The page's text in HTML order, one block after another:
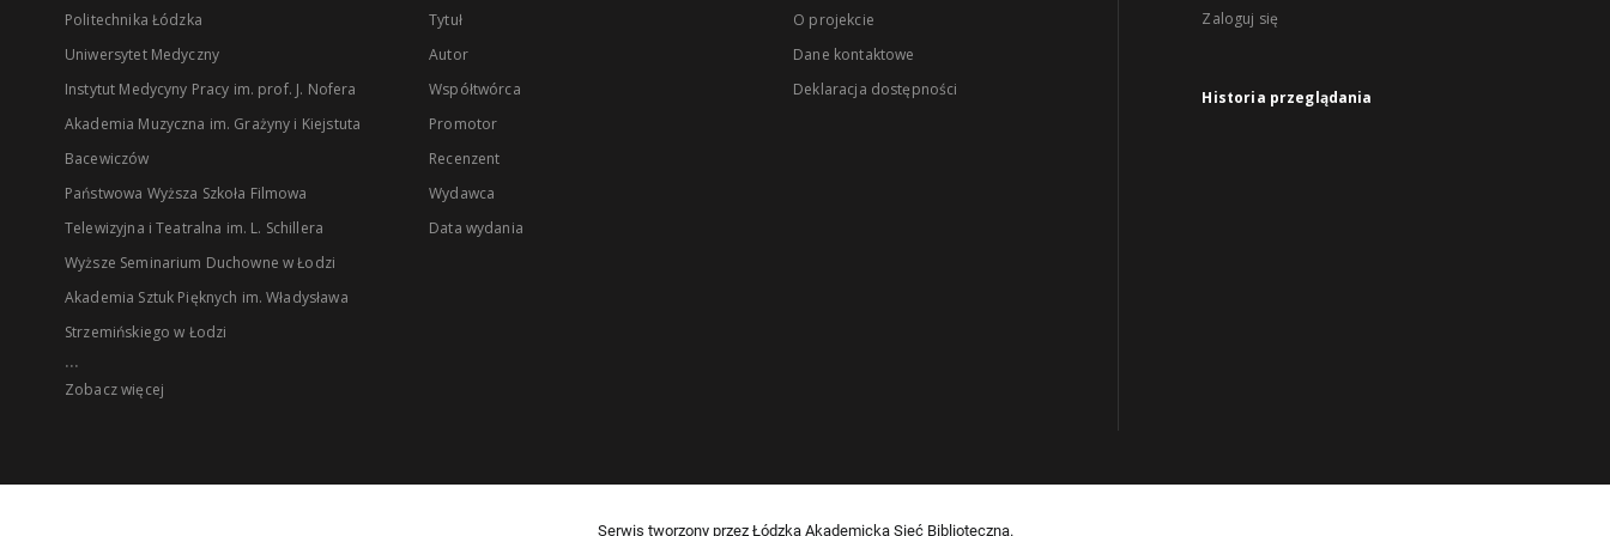
Politechnika Łódzka
Uniwersytet Medyczny
Instytut Medycyny Pracy im. prof. J. Nofera
Akademia Muzyczna im. Grażyny i Kiejstuta
Bacewiczów
Państwowa Wyższa Szkoła Filmowa
Telewizyjna i Teatralna im. L. Schillera
Wyższe Seminarium Duchowne w Łodzi
Akademia Sztuk Pięknych im. Władysława
Strzemińskiego w Łodzi
...
Zobacz więcej
Tytuł
Autor
Współtwórca
Promotor
Recenzent
Wydawca
Data wydania
O projekcie
Dane kontaktowe
Deklaracja dostępności
Zaloguj się
Historia przeglądania
Serwis tworzony przez Łódzką Akademicką Sieć Biblioteczną.